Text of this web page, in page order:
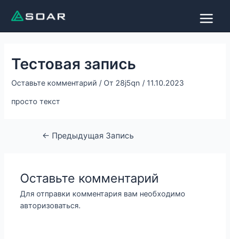
Menu
Тестовая запись
Оставьте комментарий / От 28j5qn / 11.10.2023
просто текст
по
← Предыдущая Запись
Оставьте комментарий
Для отправки комментария вам необходимо
авторизоваться.